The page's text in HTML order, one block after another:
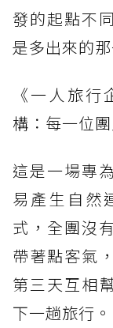
發的起點不
是多出來的
《一人旅
構：每一位
這是一場專
易產生自然
式，全團沒
帶著點客氣
第三天互相
下一趟旅行。